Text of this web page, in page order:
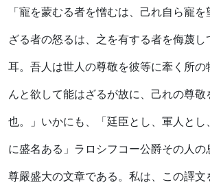
「寵を蒙むる者を憎むは、己れ自ら寵
ざる者の怒るは、之を有する者を侮蔑し
耳。吾人は世人の尊敬を彼等に牽く所の
んと欲して能はざるが故に、己れの尊敬
也。」いかにも、「廷臣とし、軍人と
に盛名ある」ラロシフコー公爵その人の
尊嚴盛大の文章である。私は、この譯文